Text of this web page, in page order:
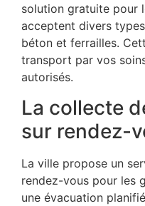
solution gratuite pour
acceptent divers
béton et ferrailles.
transport par vos
autorisés.
La collecte
sur rendez-
La ville propose un
rendez-vous pour les
une évacuation